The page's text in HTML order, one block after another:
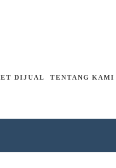
DIJUAL TENTANG KAMI